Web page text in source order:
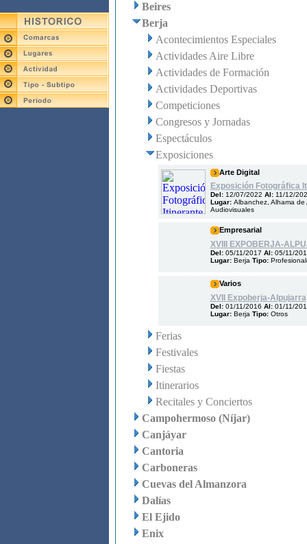
Beires
Berja
Acontecimientos Especiales
Actividades Aire Libre
Actividades de Formación
Actividades Deportivas
Competiciones
Congresos y Jornadas
Espectáculos
Exposiciones
Arte Digital
Exposición Fotográfica
Del: 12/07/2022 Al: 11/12/
Lugar: Albanchez, Alhama
Audiovisuales
Empresarial
XVIII EXPOBERJA-
Del: 05/11/2017 Al: 05/11/
Lugar: Berja Tipo:
Varios
XVII Expoberja-Alpujarra
Del: 01/11/2016 Al: 01/11/
Lugar: Berja Tipo: Otros
Ferias
Festivales
Fiestas
Itinerarios
Recitales y Conciertos
Campohermoso (Níjar)
Canjáyar
Cantoria
Carboneras
Cuevas del Almanzora
Dalías
El Ejido
Enix